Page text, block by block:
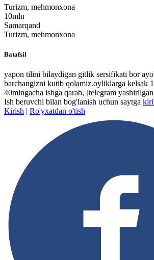
Turizm, mehmonxona
10mln
Samarqand
Turizm, mehmonxona
Batafsil
yapon tilini bilaydigan gitlik sersifikati bor
barchangizni kutib qolamiz.oyliklarga kelsak
40mlngacha ishga qarab, [telegram
Ish beruvchi bilan bog'lanish uchun saytga
Kirish | Ro'yxatdan o'tish